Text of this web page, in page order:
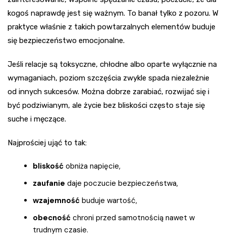
kogoś naprawdę jest się ważnym. To banał tylko z pozoru. W
praktyce właśnie z takich powtarzalnych elementów buduje
się bezpieczeństwo emocjonalne.
Jeśli relacje są toksyczne, chłodne albo oparte wyłącznie na
wymaganiach, poziom szczęścia zwykle spada niezależnie
od innych sukcesów. Można dobrze zarabiać, rozwijać się i
być podziwianym, ale życie bez bliskości często staje się
suche i męczące.
Najprościej ująć to tak:
bliskość obniża napięcie,
zaufanie daje poczucie bezpieczeństwa,
wzajemność buduje wartość,
obecność chroni przed samotnością nawet w
trudnym czasie.